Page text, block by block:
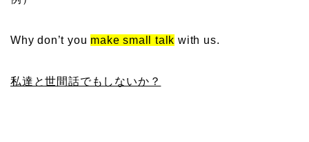
Why don’t you make small talk with us.
私達と世間話でもしないか？